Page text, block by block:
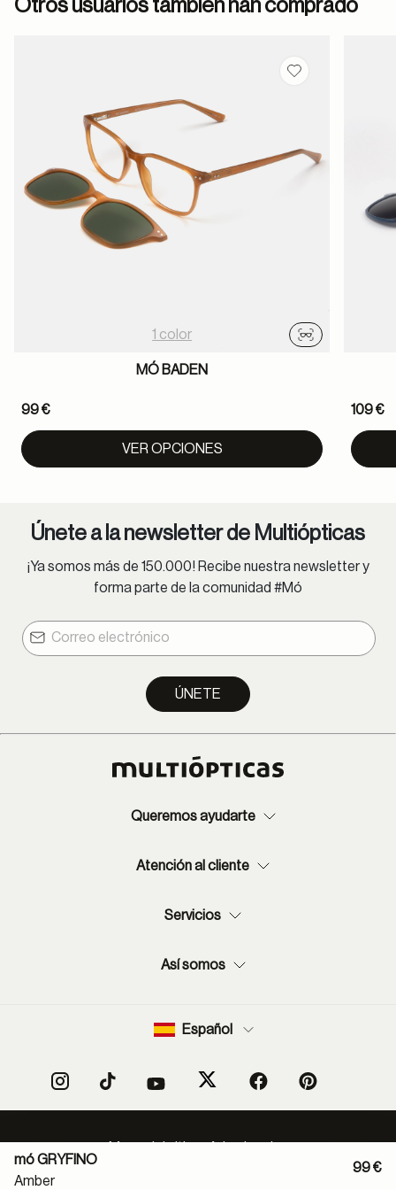
Otros usuarios también han comprado
Guardar en
1 color
Probador
MÓ BADEN
99 €
VER OPCIONES
109 €
mó GRYFINO
Amber
99 €
Únete a la newsletter de Multiópticas
¡Ya somos más de 150.000! Recibe nuestra newsletter y
forma parte de la comunidad #Mó
ÚNETE
Queremos ayudarte
Atención al cliente
Servicios
Así somos
Español
Política protección de datos
Normas de uso de RSS